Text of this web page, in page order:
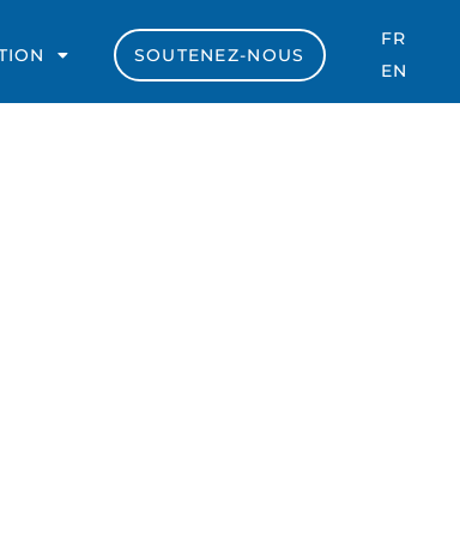
SOUTENEZ-NOUS
FR
EN